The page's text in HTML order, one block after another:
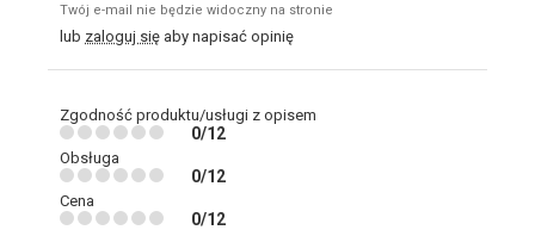
Twój e-mail nie będzie widoczny na stronie
lub zaloguj się aby napisać opinię
Zgodność produktu/usługi z opisem
0/12
Obsługa
0/12
Cena
0/12